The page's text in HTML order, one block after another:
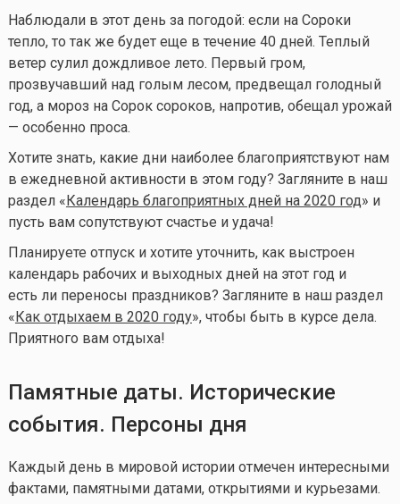
Наблюдали в этот день за погодой: если на Сороки
тепло, то так же будет еще в течение 40 дней. Теплый
ветер сулил дождливое лето. Первый гром,
прозвучавший над голым лесом, предвещал голодный
год, а мороз на Сорок сороков, напротив, обещал урожай
— особенно проса.
Хотите знать, какие дни наиболее благоприятствуют нам
в ежедневной активности в этом году? Загляните в наш
раздел «Календарь благоприятных дней на 2020 год» и
пусть вам сопутствуют счастье и удача!
Планируете отпуск и хотите уточнить, как выстроен
календарь рабочих и выходных дней на этот год и
есть ли переносы праздников? Загляните в наш раздел
«Как отдыхаем в 2020 году», чтобы быть в курсе дела.
Приятного вам отдыха!
Памятные даты. Исторические
события. Персоны дня
Каждый день в мировой истории отмечен интересными
фактами, памятными датами, открытиями и курьезами.